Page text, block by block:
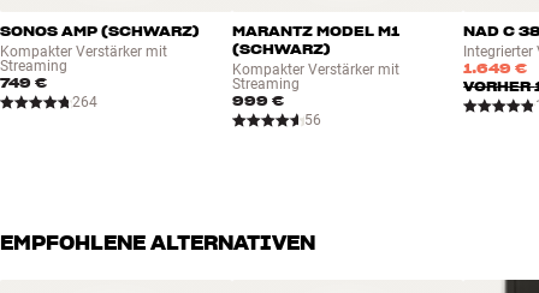
SONOS AMP (SCHWARZ)
Kompakter Verstärker mit
Streaming
749 €
264
MARANTZ MODEL M1
(SCHWARZ)
Kompakter Verstärker mit
Streaming
999 €
56
NAD C
1.649 €
VORHER
EMPFOHLENE ALTERNATIVEN